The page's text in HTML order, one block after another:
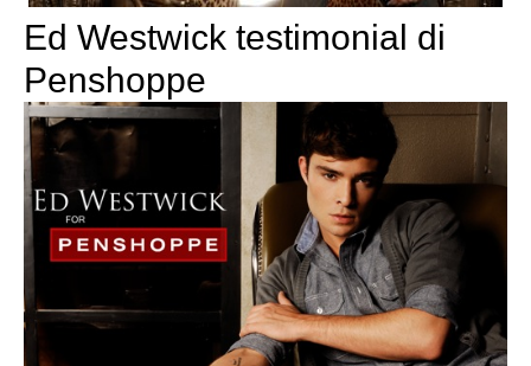
Ed Westwick testimonial di
Penshoppe